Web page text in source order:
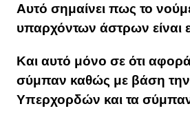
Αυτό σημαίνει πως το
υπαρχόντων άστρων είναι
Και αυτό μόνο σε ότι
σύμπαν καθώς με βάση
Υπερχορδών και τα